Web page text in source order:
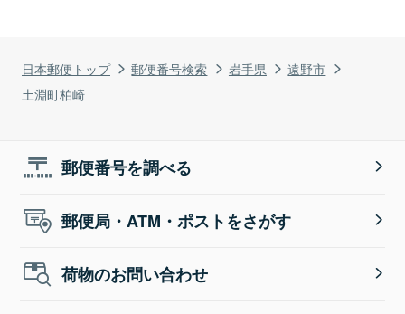
日本郵便トップ 郵便番号検索 岩手県
遠野市
土淵町柏崎
郵便番号を調べる
郵便局・ATM・ポストをさがす
荷物のお問い合わせ